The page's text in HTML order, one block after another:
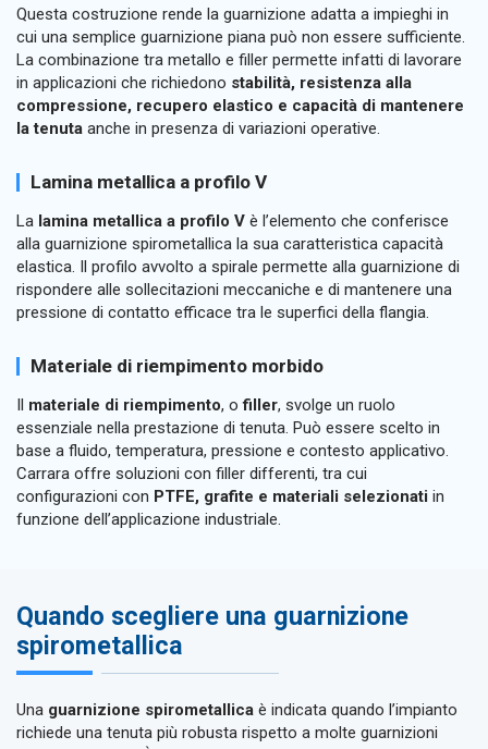
Questa costruzione rende la guarnizione adatta a impieghi in
cui una semplice guarnizione piana può non essere sufficiente.
La combinazione tra metallo e filler permette infatti di lavorare
in applicazioni che richiedono stabilità, resistenza alla
compressione, recupero elastico e capacità di mantenere
la tenuta anche in presenza di variazioni operative.
Lamina metallica a profilo V
La lamina metallica a profilo V è l’elemento che conferisce
alla guarnizione spirometallica la sua caratteristica capacità
elastica. Il profilo avvolto a spirale permette alla guarnizione di
rispondere alle sollecitazioni meccaniche e di mantenere una
pressione di contatto efficace tra le superfici della flangia.
Materiale di riempimento morbido
materiale di riempimento, ofiller, svolge un ruolo
essenziale nella prestazione di tenuta. Può essere scelto in
base a fluido, temperatura, pressione e contesto applicativo.
Carrara offre soluzioni con filler differenti, tra cui
configurazioni con PTFE, grafite e materiali selezionati in
funzione dell’applicazione industriale.
Quando scegliere una guarnizione
spirometallica
Una guarnizione spirometallica è indicata quando l’impianto
richiede una tenuta più robusta rispetto a molte guarnizioni